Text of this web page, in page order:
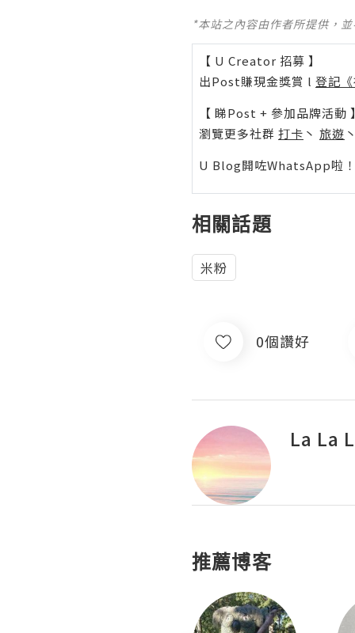
*本站之內容由作者所提供，
【 U Creator 招募 】
出Post賺現金獎賞 l 登記
【 睇Post + 參加品牌活動
瀏覽更多社群 打卡 丶 旅遊
U Blog開咗WhatsApp啦
相關話題
米粉
0個讚好
La La
推薦博客